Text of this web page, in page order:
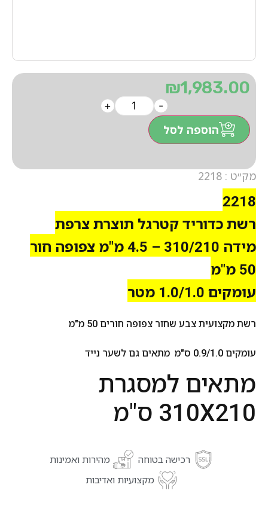
מק״ט : 2218
2218
רשת כדוריד קטרגל תוצרת צרפת
מידה 310/210 – 4.5 מ"מ צפופה חור
50 מ"מ
עומקים 1.0/1.0 מטר
רשת מקצועית צבע שחור צפופה חורים 50 מ"מ
עומקים 0.9/1.0 ס"מ מתאים גם לשער נייד
מתאים למסגרת
310X210 ס"מ
₪1,983.00
-
+
הוספה לסל
רכישה בטוחה
מהירות ואמינות
מקצועיות ואדיבות